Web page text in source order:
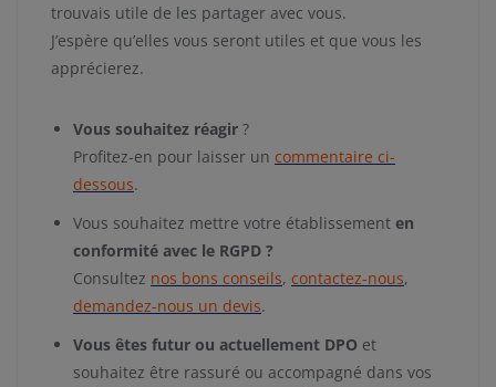
trouvais utile de les partager avec vous.
J’espère qu’elles vous seront utiles et que vous les
apprécierez.
Vous souhaitez réagir ?
Profitez-en pour laisser un commentaire ci-
dessous.
Vous souhaitez mettre votre établissement en
conformité avec le RGPD ?
Consultez nos bons conseils, contactez-nous,
demandez-nous un devis.
Vous êtes futur ou actuellement DPO et
souhaitez être rassuré ou accompagné dans vos